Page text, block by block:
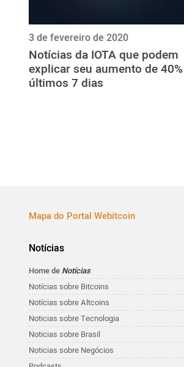
3 de fevereiro de 2020
Notícias da IOTA que podem
explicar seu aumento de
últimos 7 dias
Mapa do Portal Webitcoin
Notícias
Home de Notícias
Notícias sobre Bitcoins
Notícias sobre Altcoins
Noticias sobre Tecnologia
Noticias sobre Brasil
Noticias sobre Negócios